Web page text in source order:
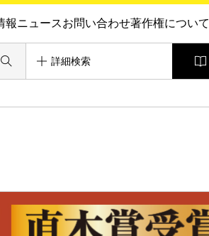
報ニュースお問い合わせ著作権について
詳細検索